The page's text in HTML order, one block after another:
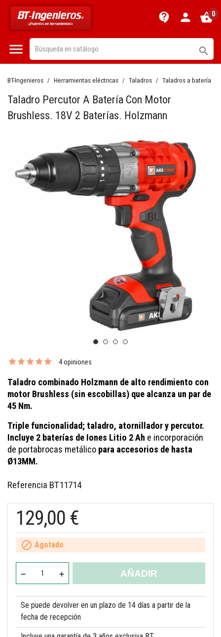
contact_support person shopping_basket0
 
BT-Ingenieros Herramientas eléctricas Taladros Taladros a batería
Taladro Percutor A Batería Con Motor
Brushless. 18V 2 Baterías. Holzmann
4 opiniones
Taladro combinado Holzmann de alto rendimiento con
motor Brushless (sin escobillas) que alcanza un par de
45 Nm.
Triple funcionalidad; taladro, atornillador y percutor.
Incluye 2 baterías de Iones Litio 2 Ah e incorporación
de portabrocas metálico para accesorios de hasta
Ø13MM.
Referencia BT11714
129,00 €
 Agotado
AÑADIR
Se puede devolver en un plazo de 14 días a partir de la
fecha de recepción